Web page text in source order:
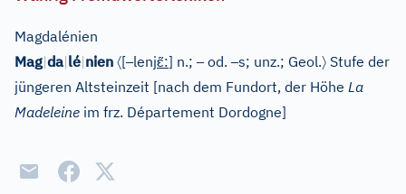
Magdalénien
Mag|da|lé|nien 〈[–lenjɛ̃:] n.;–od.–s; unz.; Geol.〉 Stufe der
jüngeren Altsteinzeit [nach dem Fundort, der Höhe La
Madeleine im frz. Département Dordogne]